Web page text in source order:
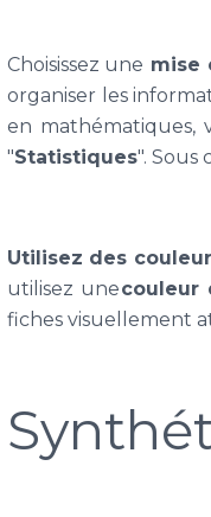
Choisissez une mise
organiser les
en mathématiques,
"Statistiques". Sous
Utilisez des
utilisez unecouleur
fiches visuellement